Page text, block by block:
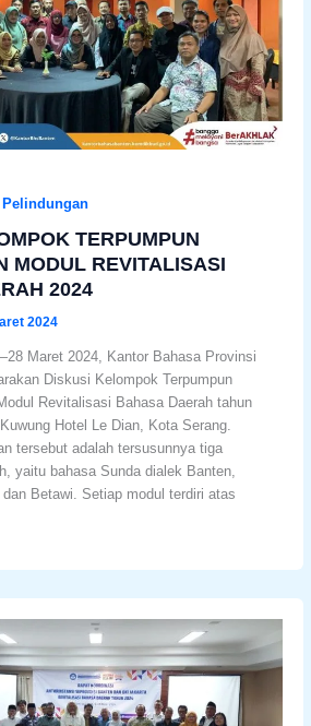
TERPUMPUN
MODUL REVITALISASI
2024
2024
Maret 2024, Kantor Bahasa Provinsi
Diskusi Kelompok Terpumpun
Revitalisasi Bahasa Daerah tahun
Hotel Le Dian, Kota Serang.
tersebut adalah tersusunnya tiga
yaitu bahasa Sunda dialek Banten,
Betawi. Setiap modul terdiri atas